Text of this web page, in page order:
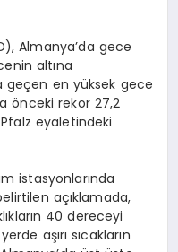
Almanya’da gece
altına
geçen en yüksek gece
önceki rekor 27,2
eyaletindeki
istasyonlarında
açıklamada,
40 dereceyi
aşırı sıcakların